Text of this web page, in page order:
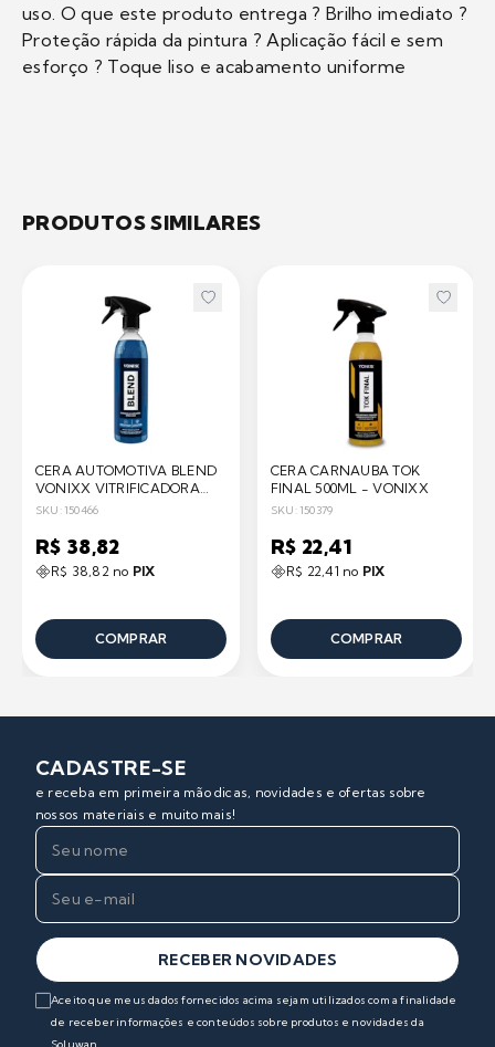
uso. O que este produto entrega ? Brilho imediato ?
Proteção rápida da pintura ? Aplicação fácil e sem
esforço ? Toque liso e acabamento uniforme
PRODUTOS SIMILARES
CERA AUTOMOTIVA BLEND
VONIXX VITRIFICADORA
CARNAÚBA SÍLICA -
SKU: 150466
R$ 38,82
R$ 38,82 no PIX
COMPRAR
CERA CARNAUBA TOK
FINAL 500ML - VONIXX
SKU: 150379
R$ 22,41
R$ 22,41 no PIX
COMPRAR
CADASTRE-SE
e receba em primeira mão dicas, novidades e ofertas sobre
nossos materiais e muito mais!
RECEBER NOVIDADES
Aceito que meus dados fornecidos acima sejam utilizados com a finalidade
de receber informações e conteúdos sobre produtos e novidades da
Soluwan